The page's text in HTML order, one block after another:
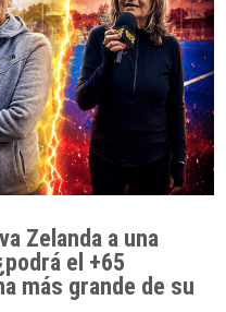
Zelanda a una
el +65
más grande de su